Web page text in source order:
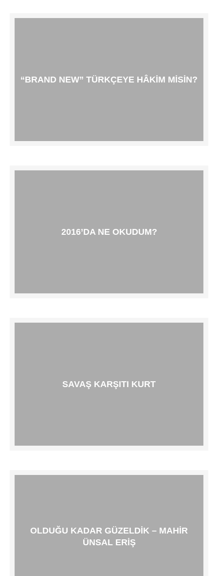
“BRAND NEW” TÜRKÇEYE HÂKIM MISIN?
2016’DA NE OKUDUM?
SAVAŞ KARŞITI KURT
OLDUĞU KADAR GÜZELDIK – MAHIR
ÜNSAL ERIŞ